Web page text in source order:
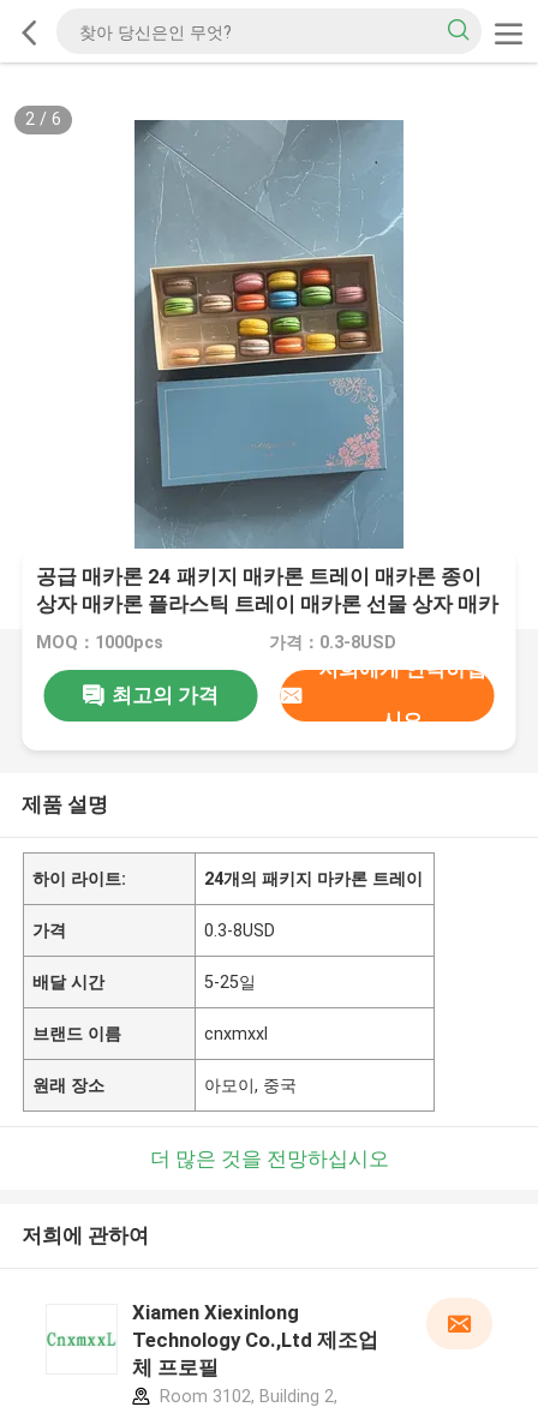
2/ 6
공급 매카론 24 패키지 매카론 트레이 매카론 종이
상자 매카론 플라스틱 트레이 매카론 선물 상자 매카
론 카튼
MOQ：1000pcs 가격：0.3-8USD
최고의 가격
저희에게 연락하십
시오
제품 설명
하이 라이트: 24개의 패키지 마카론 트레이
가격 0.3-8USD
배달 시간 5-25일
브랜드 이름 cnxmxxl
원래 장소 아모이, 중국
더 많은 것을 전망하십시오
저희에 관하여
Xiamen Xiexinlong
Technology Co.,Ltd 제조업
체 프로필
Room 3102, Building 2,